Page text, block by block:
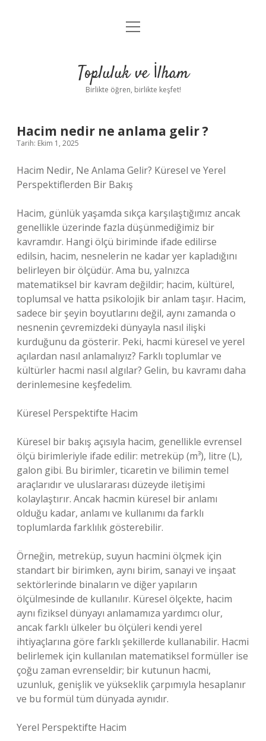
Anasayfa
Yasal Uyarı
menüyü
Topluluk ve İlham
Birlikte öğren, birlikte keşfet!
Hacim nedir ne anlama gelir ?
Tarih: Ekim 1, 2025
Hacim Nedir, Ne Anlama Gelir? Küresel ve Yerel
Perspektiflerden Bir Bakış
Hacim, günlük yaşamda sıkça karşılaştığımız ancak
genellikle üzerinde fazla düşünmediğimiz bir
kavramdır. Hangi ölçü biriminde ifade edilirse
edilsin, hacim, nesnelerin ne kadar yer kapladığını
belirleyen bir ölçüdür. Ama bu, yalnızca
matematiksel bir kavram değildir; hacim, kültürel,
toplumsal ve hatta psikolojik bir anlam taşır. Hacim,
sadece bir şeyin boyutlarını değil, aynı zamanda o
nesnenin çevremizdeki dünyayla nasıl ilişki
kurduğunu da gösterir. Peki, hacmi küresel ve yerel
açılardan nasıl anlamalıyız? Farklı toplumlar ve
kültürler hacmi nasıl algılar? Gelin, bu kavramı daha
derinlemesine keşfedelim.
Küresel Perspektifte Hacim
Küresel bir bakış açısıyla hacim, genellikle evrensel
ölçü birimleriyle ifade edilir: metreküp (m³), litre (L),
galon gibi. Bu birimler, ticaretin ve bilimin temel
araçlarıdır ve uluslararası düzeyde iletişimi
kolaylaştırır. Ancak hacmin küresel bir anlamı
olduğu kadar, anlamı ve kullanımı da farklı
toplumlarda farklılık gösterebilir.
Örneğin, metreküp, suyun hacmini ölçmek için
standart bir birimken, aynı birim, sanayi ve inşaat
sektörlerinde binaların ve diğer yapıların
ölçülmesinde de kullanılır. Küresel ölçekte, hacim
aynı fiziksel dünyayı anlamamıza yardımcı olur,
ancak farklı ülkeler bu ölçüleri kendi yerel
ihtiyaçlarına göre farklı şekillerde kullanabilir. Hacmi
belirlemek için kullanılan matematiksel formüller ise
çoğu zaman evrenseldir; bir kutunun hacmi,
uzunluk, genişlik ve yükseklik çarpımıyla hesaplanır
ve bu formül tüm dünyada aynıdır.
Yerel Perspektifte Hacim